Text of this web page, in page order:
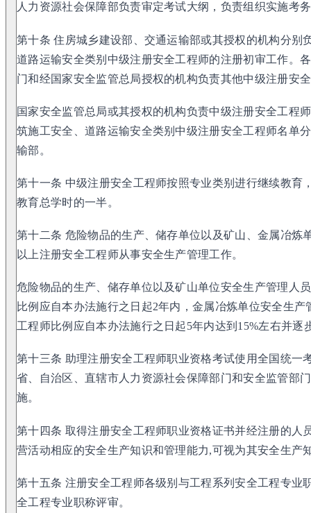
人力资源社会保障部负责审定考试大纲，负责组织实施考
第十条 住房城乡建设部、交通运输部或其授权的机构分别
道路运输安全类别中级注册安全工程师的注册初审工作。
门和经国家安全监管总局授权的机构负责其他中级注册安
国家安全监管总局或其授权的机构负责中级注册安全工程
筑施工安全、道路运输安全类别中级注册安全工程师名单
输部。
第十一条 中级注册安全工程师按照专业类别进行继续教育
教育总学时的一半。
第十二条 危险物品的生产、储存单位以及矿山、金属冶炼
以上注册安全工程师从事安全生产管理工作。
危险物品的生产、储存单位以及矿山单位安全生产管理人
比例应自本办法施行之日起2年内，金属冶炼单位安全生
工程师比例应自本办法施行之日起5年内达到15%左右并逐
第十三条 助理注册安全工程师职业资格考试使用全国统一
省、自治区、直辖市人力资源社会保障部门和安全监管部
施。
第十四条 取得注册安全工程师职业资格证书并经注册的人
营活动相应的安全生产知识和管理能力,可视为其安全生产
第十五条 注册安全工程师各级别与工程系列安全工程专业
全工程专业职称评审。